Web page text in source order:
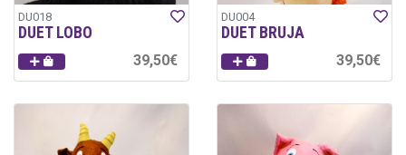
DU018
DUET LOBO
39,50€
DU004
DUET BRUJA
39,50€